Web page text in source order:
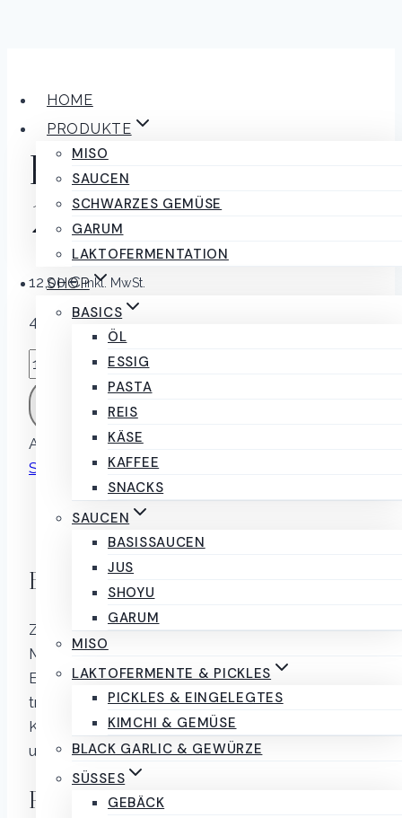
springenHOME
PRODUKTE
MISO
SAUCEN
SCHWARZES GEMÜSE
GARUM
LAKTOFERMENTATION
SHOP
BASICS
ÖL
ESSIG
PASTA
REIS
KÄSE
KAFFEE
SNACKS
SAUCEN
BASISSAUCEN
JUS
SHOYU
GARUM
MISO
LAKTOFERMENTE & PICKLES
PICKLES & EINGELEGTES
KIMCHI & GEMÜSE
BLACK GARLIC & GEWÜRZE
SÜSSES
GEBÄCK
Haselnuss Creme
220g Ziccat
12,00€ inkl. MwSt.
4 vorrätig
Haselnuss
Creme
220g
IN DEN WARENKORB
Artikelnummer:8054040051241
Schokolade Marke:
Beschreibung
Beschreibung
Zutaten: PISTAZIENPASTE (40 %), Zucker,
MAGERMILCHPULVER, Sonnenblumenöl,
Emulgator: SOJALECITHIN, Salz. Kühl und
trocken lagern, Temperatur 18°-20°. Glutenfrei.
Kann Spuren von anderen SCHALENFRÜCHTEN
und MILCH enthalten.
Rezensionen